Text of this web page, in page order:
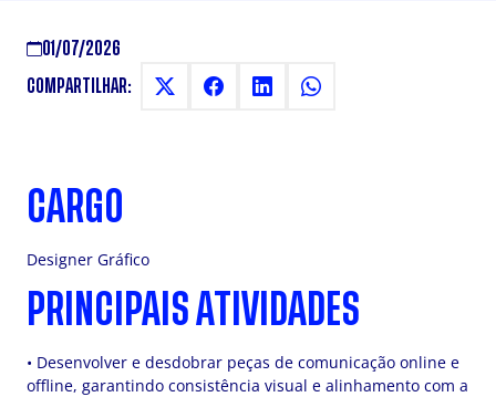
01/07/2026
COMPARTILHAR:
CARGO
Designer Gráfico
PRINCIPAIS ATIVIDADES
• Desenvolver e desdobrar peças de comunicação online e
offline, garantindo consistência visual e alinhamento com a